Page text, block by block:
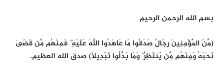
بسم الله الرحمن الرحيم
(مِّنَ الْمُؤْمِنِينَ رِجَالٌ صَدَقُوا مَا عَاهَدُوا اللَّهَ عَلَيْهِ ۖ فَمِنْهُم مَّن قَضَىٰ
نَحْبَهُ وَمِنْهُم مَّن يَنتَظِرُ ۖ وَمَا بَدَّلُوا تَبْدِيلًا) صدق الله العظيم.